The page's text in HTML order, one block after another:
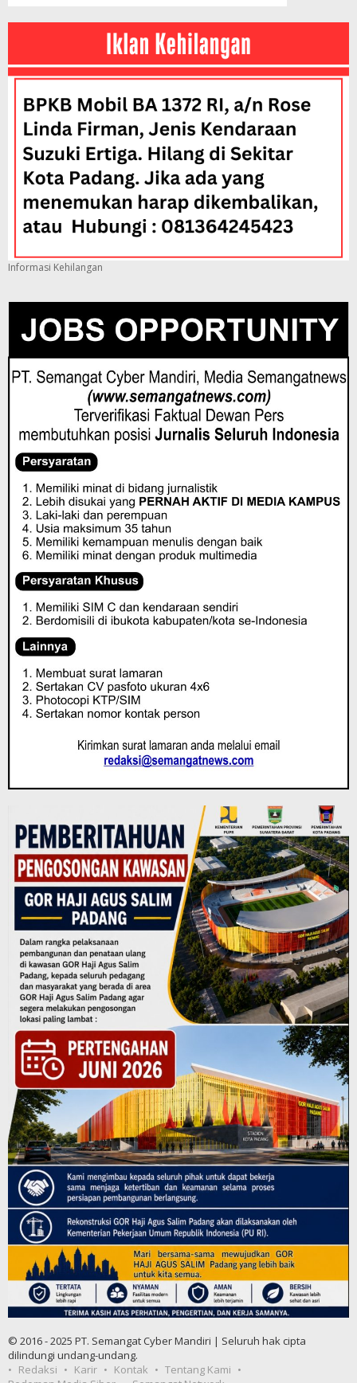
Informasi Kehilangan
© 2016 - 2025 PT. Semangat Cyber Mandiri | Seluruh hak cipta
dilindungi undang-undang.
Redaksi
Karir Kontak
Tentang Kami